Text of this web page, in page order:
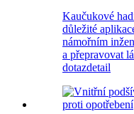
Kaučukové
důležité
námořním
a přepravovat
dotazdetail